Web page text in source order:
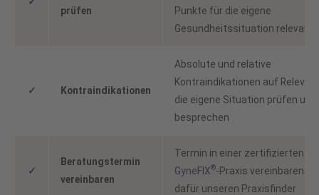
prüfen
Punkte für die eigene
Gesundheitssituation relevant
✓ Kontraindikationen
Absolute und relative
Kontraindikationen auf
die eigene Situation prüfen und
besprechen
✓
Beratungstermin
vereinbaren
Termin in einer zertifizierten
GyneFIX®-Praxis vereinbaren:
dafür unseren Praxisfinder